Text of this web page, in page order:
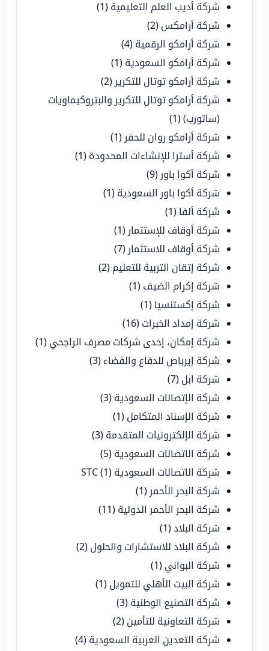
شركة أديب العلم التعليمية (1)
شركة أرامكس (2)
شركة أرامكو الرقمية (4)
شركة أرامكو السعودية (1)
شركة أرامكو توتال للتكرير (2)
شركة أرامكو توتال للتكرير والبتروكيماويات
(ساتورب)(1)
شركة أرامكو روان للحفر (1)
شركة أسترا للإنشاءات المحدودة (1)
شركة أكوا باور (9)
شركة أكوا باور السعودية (1)
شركة ألفا (1)
شركة أوقاف للإستثمار (1)
شركة أوقاف للاستثمار (7)
شركة إتقان التربية للتعليم (2)
شركة إكرام الضيف (1)
شركة إكستنسيا (1)
شركة إمداد الخبرات (16)
شركة إمكان، إحدى شركات مصرف الراجحي (1)
شركة إيرباص للدفاع والفضاء (3)
شركة ابل (7)
شركة الإتصالات السعودية (3)
شركة الإسناد المتكامل (1)
شركة الإلكترونيات المتقدمة (3)
شركة الاتصالات السعودية (5)
شركة الاتصالات السعودية STC (1)
شركة البحر الأحمر (1)
شركة البحر الأحمر الدولية (11)
شركة البلاد(1)
شركة البلاد للاستشارات والحلول (2)
شركة البواني (1)
شركة البيت الأهلي للتمويل (1)
شركة التصنيع الوطنية (3)
شركة التعاونية للتأمين (2)
شركة التعدين العربية السعودية (4)